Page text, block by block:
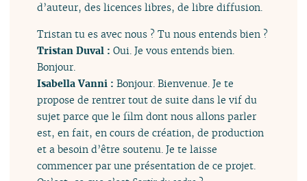
d’auteur, des licences libres, de libre diffusion.
Tristan tu es avec nous ? Tu nous entends bien ?
Tristan Duval :Oui. Je vous entends bien.
Bonjour.
Isabella Vanni :Bonjour. Bienvenue. Je te
propose de rentrer tout de suite dans le vif du
sujet parce que le film dont nous allons parler
est, en fait, en cours de création, de production
et a besoin d’être soutenu. Je te laisse
commencer par une présentation de ce projet.